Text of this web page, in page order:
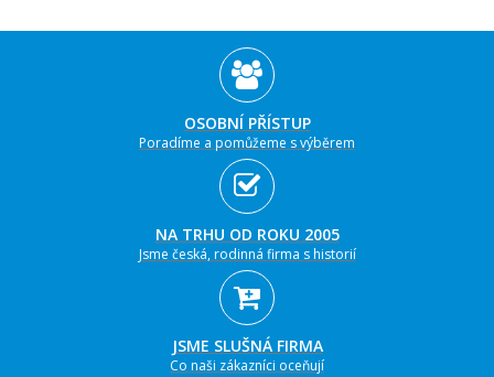
OSOBNÍ PŘÍSTUP
Poradíme a pomůžeme s výběrem
NA TRHU OD ROKU 2005
Jsme česká, rodinná firma s historií
JSME SLUŠNÁ FIRMA
Co naši zákazníci oceňují